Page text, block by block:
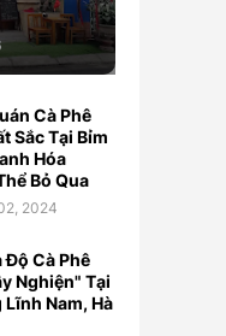
Cà Phê
Sắc Tại Bỉm
Hóa
Bỏ Qua
2024
Độ Cà Phê
Nghiện" Tại
Nam, Hà